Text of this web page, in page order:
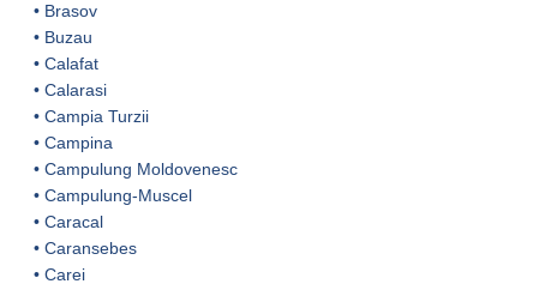
• Brasov
• Buzau
• Calafat
• Calarasi
• Campia Turzii
• Campina
• Campulung Moldovenesc
• Campulung-Muscel
• Caracal
• Caransebes
• Carei